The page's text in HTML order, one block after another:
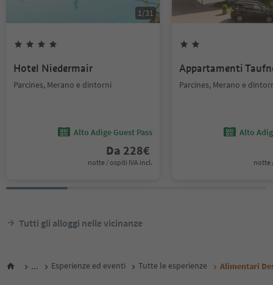
1/31
Hotel Niedermair
Parcines, Merano e dintorni
Alto Adige Guest Pass
Da 228€
notte / ospiti IVA incl.
Appartamenti
Parcines, Merano e
Alto
notte
Tutti gli alloggi nelle vicinanze
... Esperienze ed eventi Tutte le esperienze Alimentari